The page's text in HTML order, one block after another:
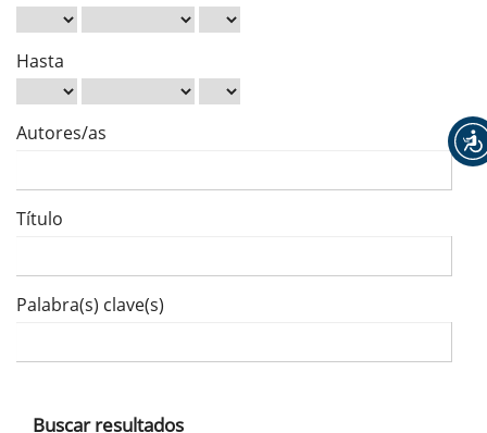
Hasta
Autores/as
Título
Palabra(s) clave(s)
Buscar resultados